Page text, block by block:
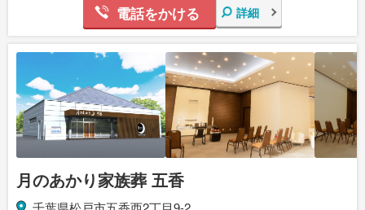
電話をかける 詳細
月のあかり家族葬 五香